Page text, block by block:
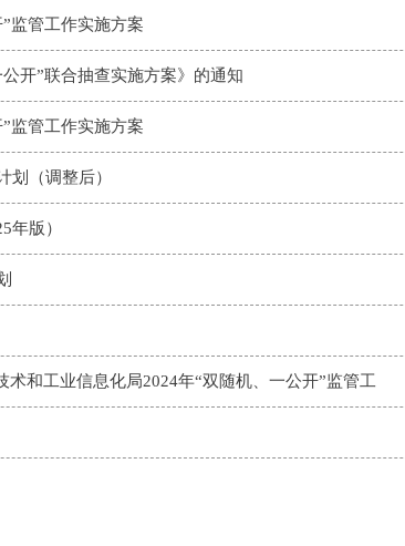
监管工作实施方案
开”联合抽查实施方案》的通知
监管工作实施方案
划（调整后）
年版）
和工业信息化局2024年“双随机、一公开”监管工